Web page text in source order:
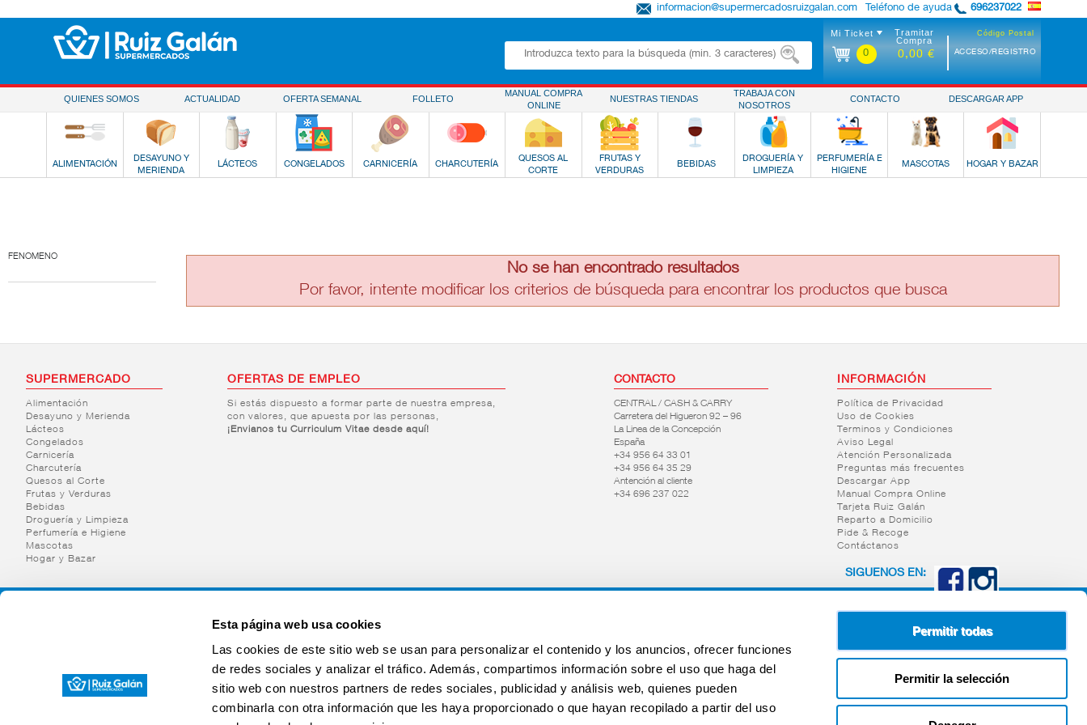
Esta página web usa cookies
Las cookies de este sitio web se usan para personalizar el contenido y los anuncios, ofrecer funciones
de redes sociales y analizar el tráfico. Además, compartimos información sobre el uso que haga del
sitio web con nuestros partners de redes sociales, publicidad y análisis web, quienes pueden
combinarla con otra información que les haya proporcionado o que hayan recopilado a partir del uso
Permitir todas
Permitir la selección
Teléfono de ayuda 696237022
informacion@supermercadosruizgalan.com
Código Postal
ACCESO/REGISTRO
Mi Ticket
0
Tramitar
Compra
0,00 €
QUIENES SOMOS ACTUALIDAD OFERTA SEMANAL FOLLETO
MANUAL COMPRA
ONLINE
NUESTRAS TIENDAS
TRABAJA CON
NOSOTROS
CONTACTO DESCARGAR APP
ALIMENTACIÓN
DESAYUNO Y
MERIENDA
LÁCTEOS CONGELADOS CARNICERÍA CHARCUTERÍA
QUESOS AL
CORTE
FRUTAS Y
VERDURAS
BEBIDAS
DROGUERÍA Y
LIMPIEZA
PERFUMERÍA E
HIGIENE
MASCOTAS HOGAR Y BAZAR
FENOMENO
No se han encontrado resultados
Por favor, intente modificar los criterios de búsqueda para encontrar los productos que busca
SUPERMERCADO
Alimentación
Desayuno y Merienda
Lácteos
Congelados
Carnicería
Charcutería
Quesos al Corte
Frutas y Verduras
Bebidas
Droguería y Limpieza
Perfumería e Higiene
Mascotas
Hogar y Bazar
OFERTAS DE EMPLEO
Si estás dispuesto a formar parte de nuestra empresa,
con valores, que apuesta por las personas,
¡Envianos tu Curriculum Vitae desde aquí!
CONTACTO
CENTRAL / CASH & CARRY
Carretera del Higueron 92 – 96
La Linea de la Concepción
España
+34 956 64 33 01
+34 956 64 35 29
Antención al cliente
+34 696 237 022
INFORMACIÓN
Política de Privacidad
Uso de Cookies
Terminos y Condiciones
Aviso Legal
Atención Personalizada
Preguntas más frecuentes
Descargar App
Manual Compra Online
Tarjeta Ruiz Galán
Reparto a Domicilio
Pide & Recoge
Contáctanos
SIGUENOS EN: